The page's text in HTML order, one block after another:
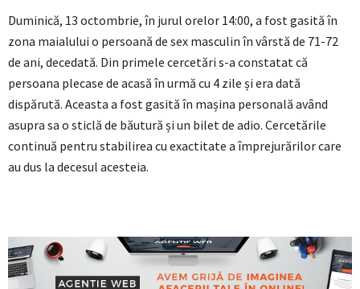
Duminică, 13 octombrie, în jurul orelor 14:00, a fost gasită în
zona maialului o persoană de sex masculin în vârstă de 71-72
de ani, decedată. Din primele cercetări s-a constatat că
persoana plecase de acasă în urmă cu 4 zile și era dată
dispărută. Aceasta a fost gasită în mașina personală având
asupra sa o sticlă de băutură și un bilet de adio. Cercetările
continuă pentru stabilirea cu exactitate a împrejurărilor care
au dus la decesul acesteia.